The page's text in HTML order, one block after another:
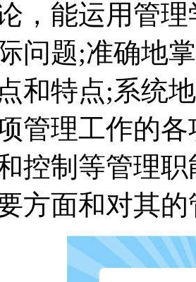
，能运用管
问题;准确地
和特点;系统
管理工作的
控制等管理
方面和对其